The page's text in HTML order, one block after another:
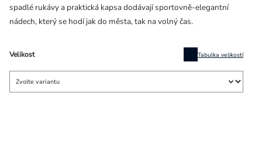
Velikost Tabulka velikostí
spadlé rukávy a praktická kapsa dodávají sportovně-elegantní
nádech, který se hodí jak do města, tak na volný čas.